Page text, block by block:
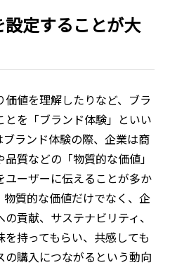
定することが大
値を理解したりなど、ブラ
とを「ブランド体験」といい
ランド体験の際、企業は商
質などの「物質的な価値」
ーザーに伝えることが多か
質的な価値だけでなく、企
貢献、サステナビリティ、
持ってもらい、共感しても
購入につながるという動向